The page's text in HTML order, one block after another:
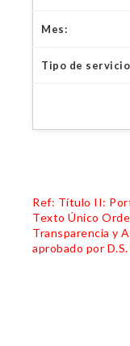
Mes:
Tipo de
Ref: Título II:
Texto Único
Transparencia y
aprobado por